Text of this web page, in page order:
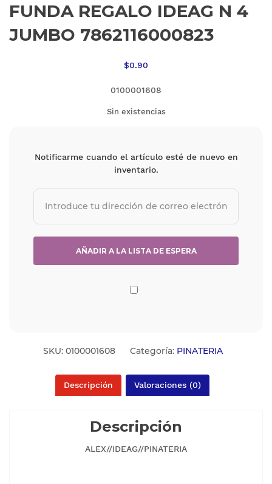
FUNDA REGALO IDEAG N 4
JUMBO 7862116000823
$0.90
0100001608
Sin existencias
Notificarme cuando el artículo esté de nuevo en
inventario.
SKU: 0100001608 Categoría: PINATERIA
Descripción Valoraciones (0)
Descripción
ALEX//IDEAG//PINATERIA